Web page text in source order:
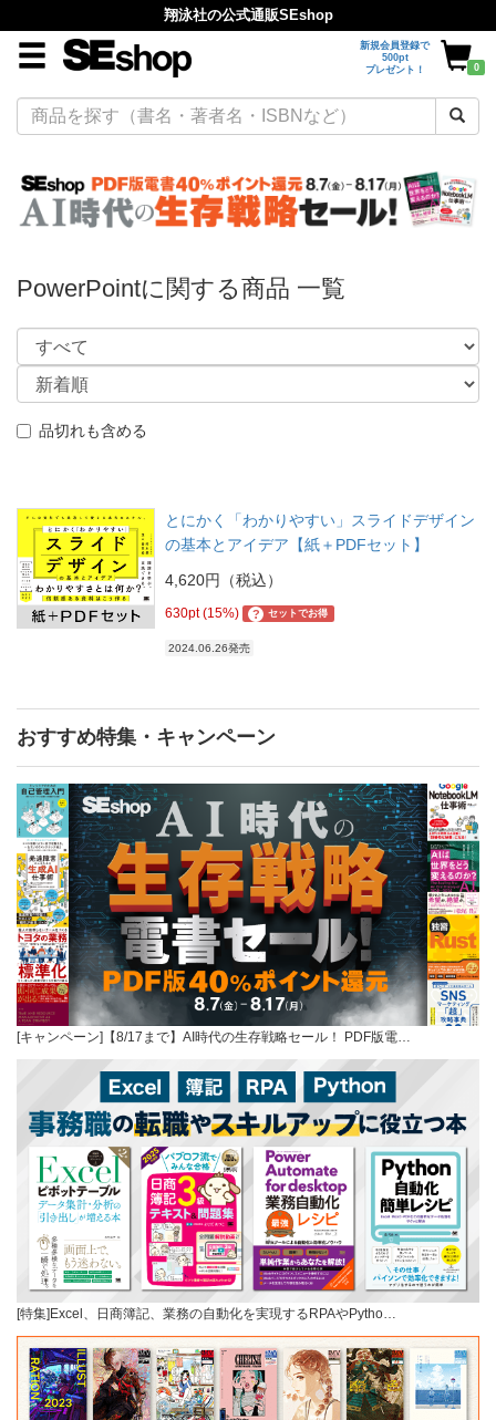
翔泳社の公式通販SEshop
新規会員登録で
500pt
プレゼント！
0
PowerPointに関する商品 一覧
品切れも含める
とにかく「わかりやすい」スライドデザイン
の基本とアイデア【紙＋PDFセット】
4,620円（税込）
630pt (15%) ? セットでお得
2024.06.26発売
おすすめ特集・キャンペーン
[キャンペーン]【8/17まで】AI時代の生存戦略セール！ PDF版電…
[特集]Excel、日商簿記、業務の自動化を実現するRPAやPytho…